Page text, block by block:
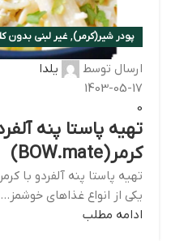
پودر شیر(کرمر), غیر لبنی بدون
ارسال توسط
یلدا
1403-05-17
0
تهیه پاستا پنه
کرمر(BOW.mate)
یکی از انواع غذاهای خوشمز...
ادامه مطلب